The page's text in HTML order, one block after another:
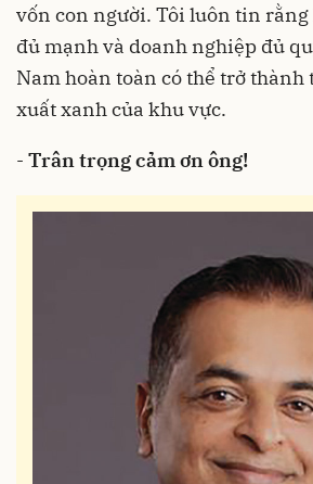
vốn con người. Tôi luôn tin
đủ mạnh và doanh nghiệp đủ
Nam hoàn toàn có thể trở thành
xuất xanh của khu vực.
- Trân trọng cảm ơn ông!